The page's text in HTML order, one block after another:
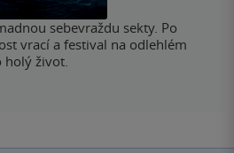
sebevraždu sekty. Po
vrací a festival na odlehlém
život.